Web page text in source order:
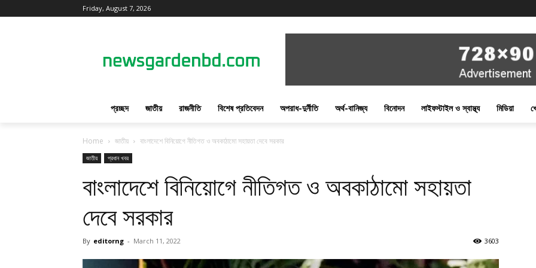
Friday, August 7, 2026
প্রচ্ছদ জাতীয় রাজনীতি বিশেষ প্রতিবেদন অপরাধ-দুর্নীতি অর্থ-বানিজ্য বিনোদন লাইফস্টাইল ও স্বাস্থ্য মিডিয়া
Home জাতীয় বাংলাদেশে বিনিয়োগে নীতিগত ও অবকাঠামো সহায়তা দেবে সরকার
জাতীয় প্রধান খবর
বাংলাদেশে বিনিয়োগে নীতিগত ও অবকাঠামো সহায়তা
দেবে সরকার
By editorng - March 11, 2022 3603